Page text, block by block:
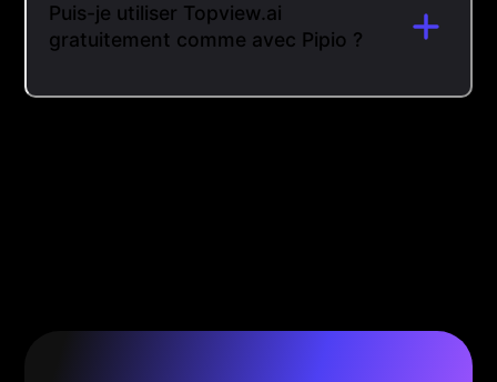
Puis-je utiliser Topview.ai
gratuitement comme avec Pipio ?